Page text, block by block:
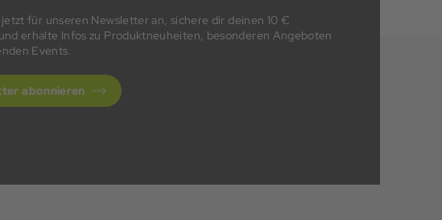
für unseren Newsletter an, sichere dir deinen 10 €
erhalte Infos zu Produktneuheiten, besonderen Angeboten
Events.
abonnieren